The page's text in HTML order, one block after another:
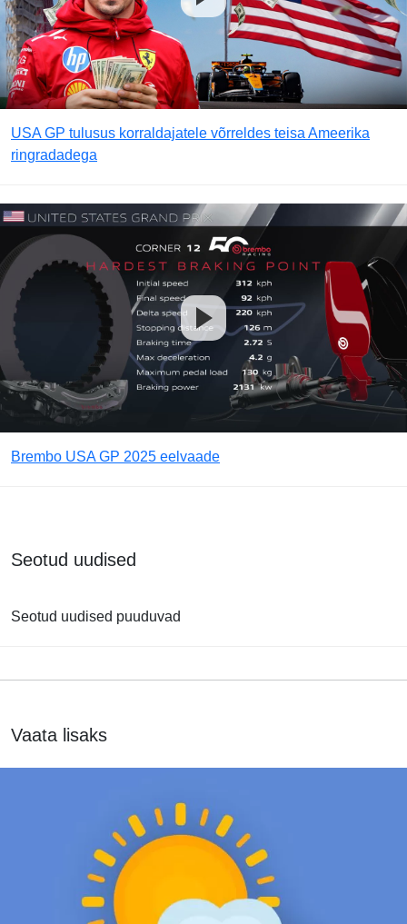
USA GP tulusus korraldajatele võrreldes teisa Ameerika
ringradadega
Brembo USA GP 2025 eelvaade
Seotud uudised
Seotud uudised puuduvad
Vaata lisaks